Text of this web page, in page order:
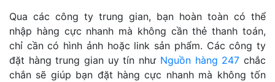
Qua các công ty trung gian, bạn hoàn toàn có thể
nhập hàng cực nhanh mà không cần thẻ thanh toán,
chỉ cần có hình ảnh hoặc link sản phẩm. Các công ty
đặt hàng trung gian uy tín như Nguồn hàng 247 chắc
chắn sẽ giúp bạn đặt hàng cực nhanh mà không tốn